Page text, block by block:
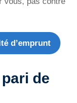
d’emprunt
de